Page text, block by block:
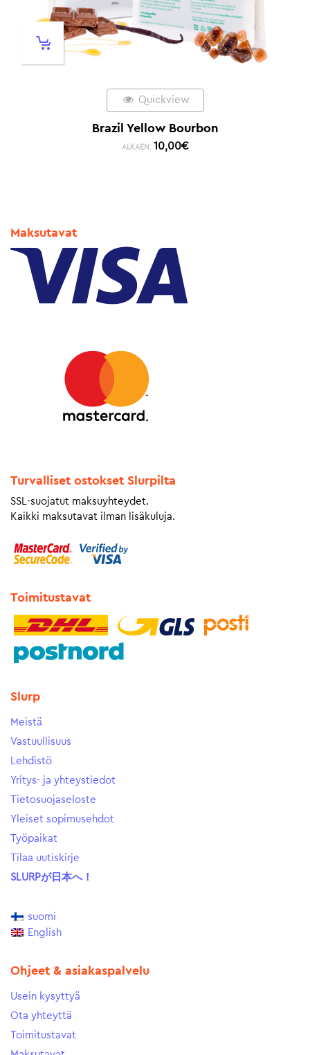
Quickview
Brazil Yellow Bourbon
ALKAEN: 10,00€
Maksutavat
Turvalliset ostokset Slurpilta
SSL-suojatut maksuyhteydet.
Kaikki maksutavat ilman lisäkuluja.
Toimitustavat
Slurp
Meistä
Vastuullisuus
Lehdistö
Yritys- ja yhteystiedot
Tietosuojaseloste
Yleiset sopimusehdot
Työpaikat
Tilaa uutiskirje
SLURPが日本へ！
suomi
English
Ohjeet & asiakaspalvelu
Usein kysyttyä
Ota yhteyttä
Toimitustavat